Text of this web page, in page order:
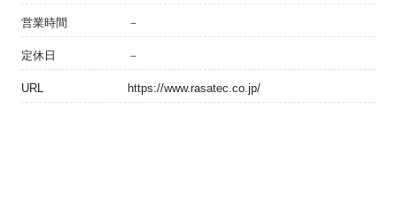
営業時間 －
定休日 －
URL https://www.rasatec.co.jp/